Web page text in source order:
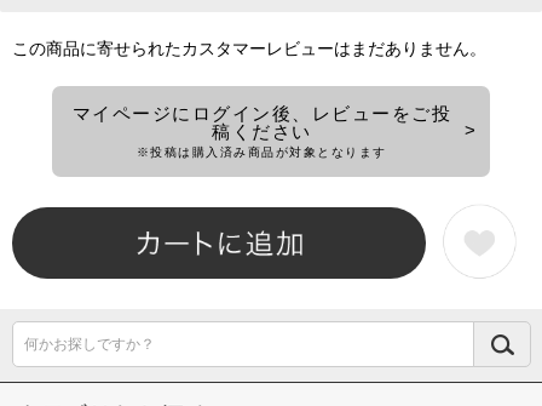
この商品に寄せられたカスタマーレビューはまだありません。
マイページにログイン後、レビューをご投
稿ください
※投稿は購入済み商品が対象となります
何かお探しですか？